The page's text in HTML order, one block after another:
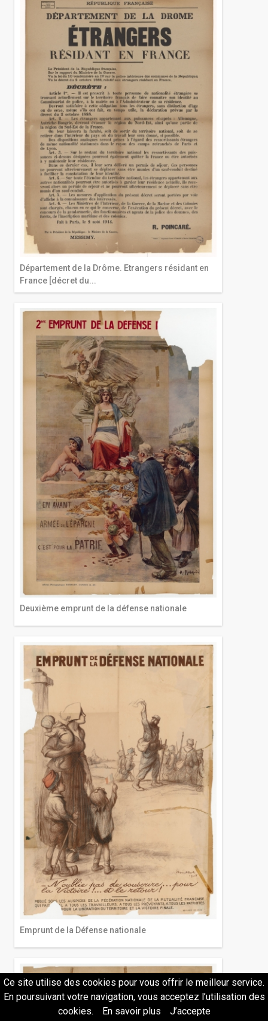
Département de la Drôme. Etrangers résidant en
France [décret du...
Deuxième emprunt de la défense nationale
Emprunt de la Défense nationale
Ce site utilise des cookies pour vous offrir le meilleur service.
En poursuivant votre navigation, vous acceptez l’utilisation des
cookies.
En savoir plus J’accepte